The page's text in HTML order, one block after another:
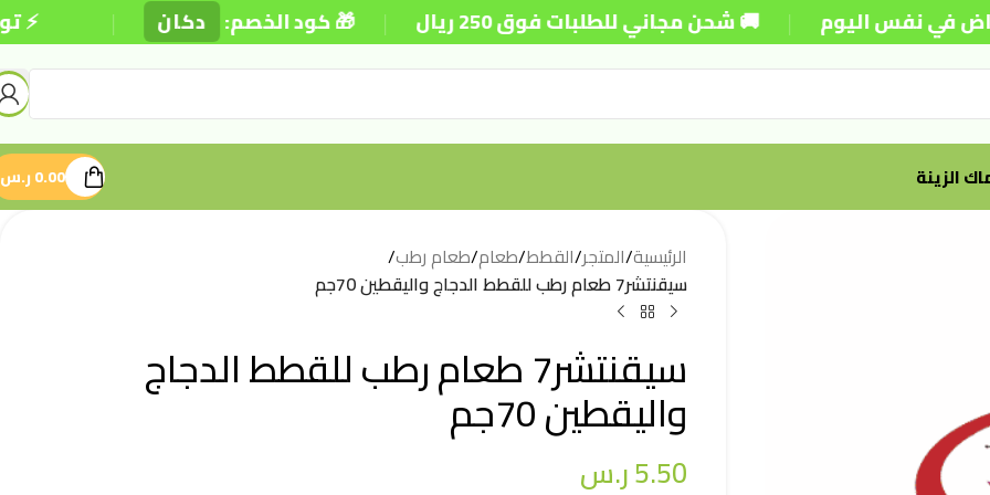
⚡ نفس اليوم | 🚚 شحن مجاني للطلبات فوق 250 ريال | 🎁 كود الخصم: دكان |
الزينة 0.00ر.س
الرئيسية/المتجر/القطط/طعام/طعام رطب/
سيقنتشر7 طعام رطب للقطط الدجاج واليقطين 70جم
سيقنتشر7 طعام رطب للقطط الدجاج
واليقطين 70جم
5.50ر.س